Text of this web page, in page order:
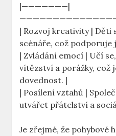
|———————|
| Rozvoj kreativity | Děti
scénáře, což podporuje
| Zvládání emocí | Učí
vítězství a porážky, což
dovednost. |
| Posílení vztahů |
utvářet přátelství a
Je zřejmé, že pohybové